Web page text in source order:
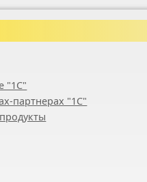
"1С"
партнерах "1С"